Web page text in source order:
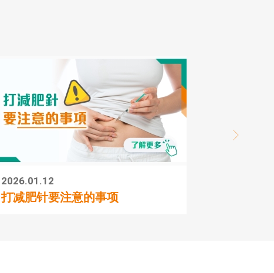
2026.01.12
打减肥针要注意的事项